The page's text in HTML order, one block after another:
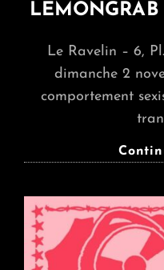
LEMONGRAB
Le Ravelin – 6,
dimanche 2
comportement